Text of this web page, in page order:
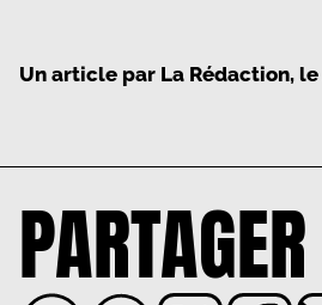
Un article par La Rédaction, le
PARTAGER